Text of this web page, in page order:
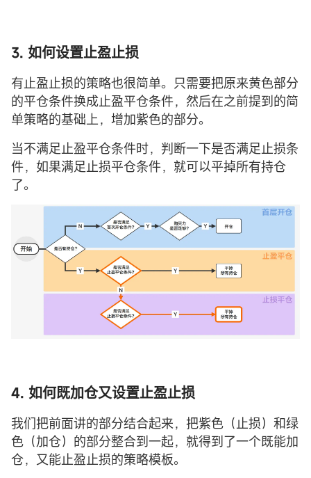
3. 如何设置止盈止损
有止盈止损的策略也很简单。只需要把原来黄色部分
的平仓条件换成止盈平仓条件，然后在之前提到的简
单策略的基础上，增加紫色的部分。
当不满足止盈平仓条件时，判断一下是否满足止损条
件，如果满足止损平仓条件，就可以平掉所有持仓
了。
4. 如何既加仓又设置止盈止损
我们把前面讲的部分结合起来，把紫色（止损）和绿
色（加仓）的部分整合到一起，就得到了一个既能加
仓，又能止盈止损的策略模板。